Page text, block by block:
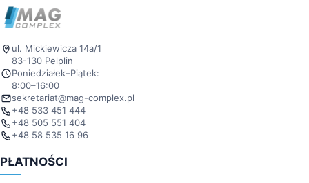
ul. Mickiewicza 14a/1
83-130 Pelplin
Poniedziałek–Piątek:
8:00–16:00
sekretariat@mag-complex.pl
+48 533 451 444
+48 505 551 404
+48 58 535 16 96
PŁATNOŚCI